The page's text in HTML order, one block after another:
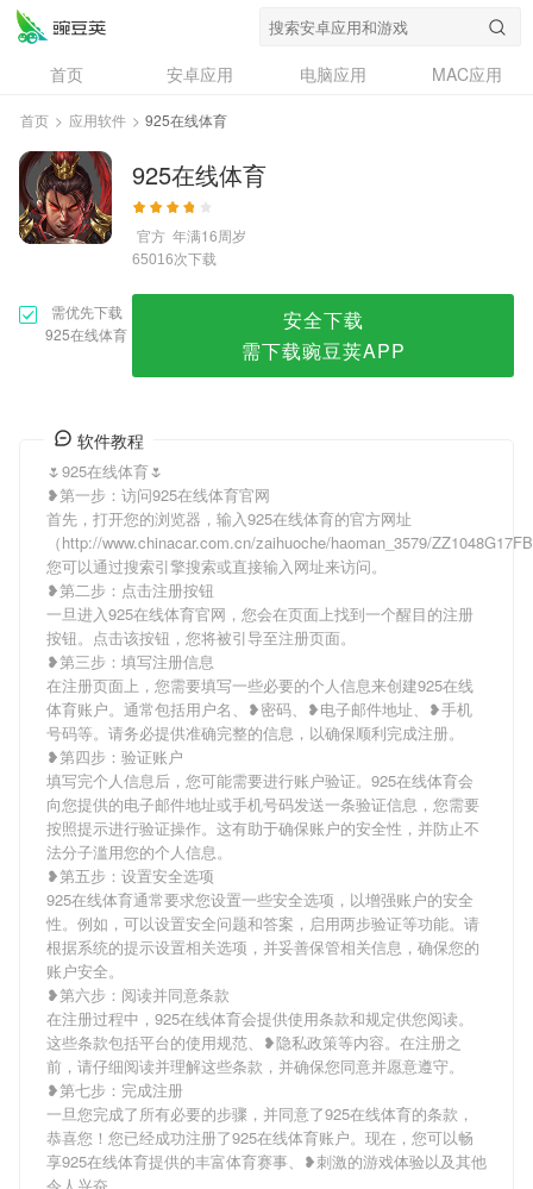
首页 安卓应用 电脑应用
MAC应用
资讯
专题
问答
首页 > 应用软件 > 925在线体育
925在线体育
官方 年满16周岁
65016次下载
需优先下载
925在线体育
安全下载
需下载豌豆荚APP
软件教程
🌷925在线体育🌷
❥第一步：访问925在线体育官网
首先，打开您的浏览器，输入925在线体育的官方网址
（http://www.chinacar.com.cn/zaihuoche/haoman_3579/
您可以通过搜索引擎搜索或直接输入网址来访问。
❥第二步：点击注册按钮
一旦进入925在线体育官网，您会在页面上找到一个醒目的注册
按钮。点击该按钮，您将被引导至注册页面。
❥第三步：填写注册信息
在注册页面上，您需要填写一些必要的个人信息来创建925在线
体育账户。通常包括用户名、❥密码、❥电子邮件地址、❥手机
号码等。请务必提供准确完整的信息，以确保顺利完成注册。
❥第四步：验证账户
填写完个人信息后，您可能需要进行账户验证。925在线体育会
向您提供的电子邮件地址或手机号码发送一条验证信息，您需要
按照提示进行验证操作。这有助于确保账户的安全性，并防止不
法分子滥用您的个人信息。
❥第五步：设置安全选项
925在线体育通常要求您设置一些安全选项，以增强账户的安全
性。例如，可以设置安全问题和答案，启用两步验证等功能。请
根据系统的提示设置相关选项，并妥善保管相关信息，确保您的
账户安全。
❥第六步：阅读并同意条款
在注册过程中，925在线体育会提供使用条款和规定供您阅读。
这些条款包括平台的使用规范、❥隐私政策等内容。在注册之
前，请仔细阅读并理解这些条款，并确保您同意并愿意遵守。
❥第七步：完成注册
一旦您完成了所有必要的步骤，并同意了925在线体育的条款，
恭喜您！您已经成功注册了925在线体育账户。现在，您可以畅
享925在线体育提供的丰富体育赛事、❥刺激的游戏体验以及其他